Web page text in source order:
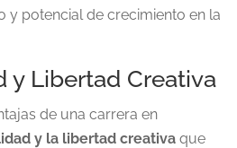
y potencial de crecimiento en la
y Libertad Creativa
de una carrera en
y la libertad creativa que